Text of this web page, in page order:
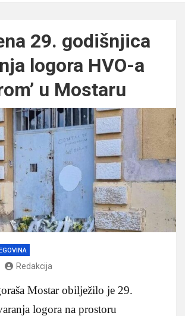
29. godišnjica
logora HVO-a
u Mostaru
Redakcija
Mostar obilježilo je 29.
logora na prostoru